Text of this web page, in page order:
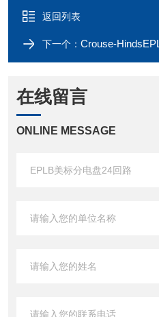
返回列表
下一个： Crouse-
在线留言
ONLINE MESSAGE